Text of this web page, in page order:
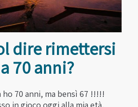
dire rimettersi
70 anni?
70 anni, ma bensì 67 !!!!!